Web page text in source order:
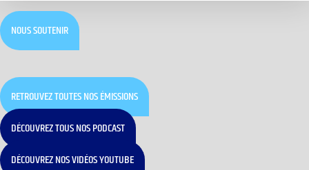
NOUS SOUTENIR
RETROUVEZ TOUTES NOS ÉMISSIONS
DÉCOUVREZ TOUS NOS PODCAST
DÉCOUVREZ NOS VIDÉOS YOUTUBE